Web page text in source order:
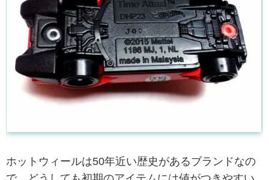
ホットウィールは50年近い歴史があるブランドなの